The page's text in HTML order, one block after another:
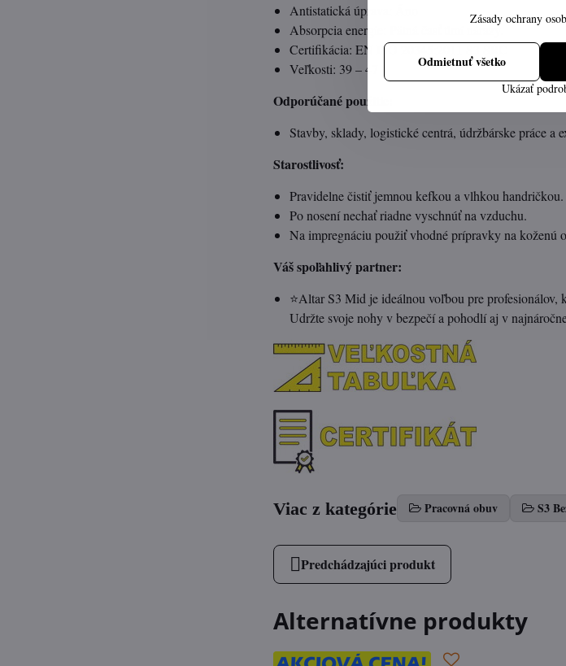
Antistatická úprava: Áno
Absorpcia energie: Pätná časť tlmí nárazy.
Certifikácia: EN ISO 20345:2011 S3 SRC
Veľkosti: 39 – 47
Odporúčané použitie:
Stavby, sklady, logistické centrá, údržbárske práce a
Starostlivosť:
Pravidelne čistiť jemnou kefkou a vlhkou handričkou.
Po nosení nechať riadne vyschnúť na vzduchu.
Na impregnáciu použiť vhodné prípravky na koženú
Váš spoľahlivý partner:
⭐Altar S3 Mid je ideálnou voľbou pre
Udržte svoje nohy v bezpečí a pohodlí aj v
Viac z kategórie Pracovná obuv S3
Predchádzajúci produkt
Alternatívne produkty
Zásady ochrany
Ukázať
Odmietnuť všetko